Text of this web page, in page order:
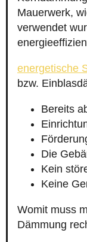
Mauerwerk,
verwendet
energetische
bzw.
Bereits
Die
Kein
Keine
Womit muss
Dämmung